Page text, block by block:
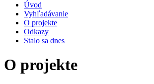
Úvod
Vyhľadávanie
O projekte
Odkazy
Stalo sa dnes
O projekte